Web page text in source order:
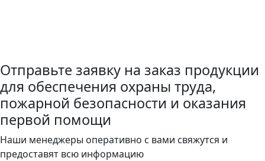
Отправьте заявку на заказ продукции
для обеспечения охраны труда,
пожарной безопасности и оказания
первой помощи
Наши менеджеры оперативно с вами свяжутся и
предоставят всю информацию